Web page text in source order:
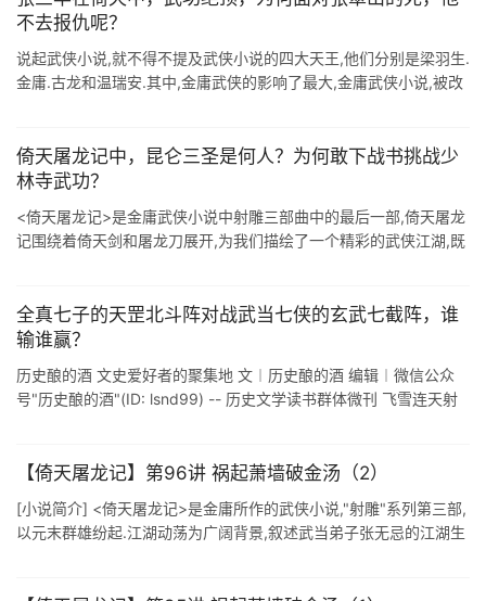
不去报仇呢？
说起武侠小说,就不得不提及武侠小说的四大天王,他们分别是梁羽生.
金庸.古龙和温瑞安.其中,金庸武侠的影响了最大,金庸武侠小说,被改
倚天屠龙记中，昆仑三圣是何人？为何敢下战书挑战少
林寺武功？
<倚天屠龙记>是金庸武侠小说中射雕三部曲中的最后一部,倚天屠龙
记围绕着倚天剑和屠龙刀展开,为我们描绘了一个精彩的武侠江湖,既
全真七子的天罡北斗阵对战武当七侠的玄武七截阵，谁
输谁赢？
历史酿的酒 文史爱好者的聚集地 文︱历史酿的酒 编辑︱微信公众
号"历史酿的酒"(ID: lsnd99) -- 历史文学读书群体微刊 飞雪连天射
【倚天屠龙记】第96讲 祸起萧墙破金汤（2）
[小说简介] <倚天屠龙记>是金庸所作的武侠小说,"射雕"系列第三部,
以元末群雄纷起.江湖动荡为广阔背景,叙述武当弟子张无忌的江湖生